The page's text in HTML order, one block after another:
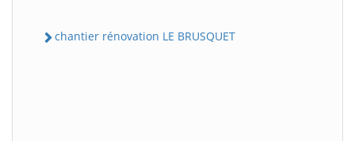
chantier rénovation LE BRUSQUET